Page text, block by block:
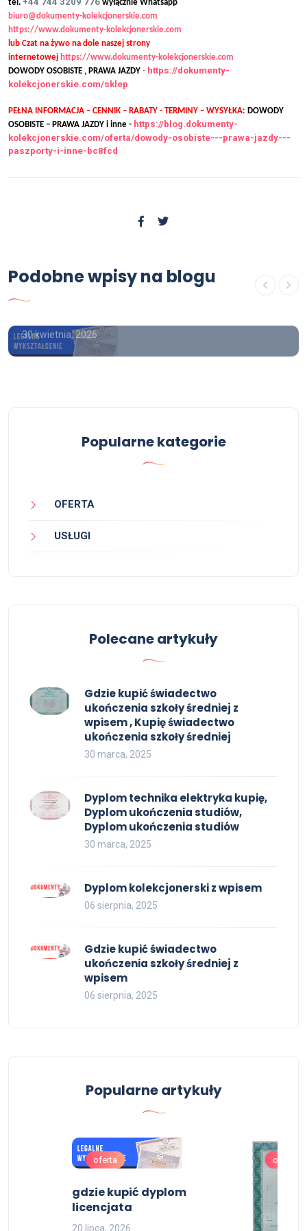
tel.
wyłącznie Whatsapp
biuro@dokumenty-kolekcjonerskie.com
https://www.dokumenty-kolekcjonerskie.com
lub Czat na żywo na dole naszej strony
internetowej https://www.dokumenty-kolekcjonerskie.com
DOWODY OSOBISTE , PRAWA JAZDY - https://dokumenty-
kolekcjonerskie.com/sklep
PEŁNA INFORMACJA – CENNIK – RABATY - TERMINY – WYSYŁKA: DOWODY
OSOBISTE – PRAWA JAZDY i inne - https://blog.dokumenty-
kolekcjonerskie.com/oferta/dowody-osobiste---prawa-jazdy---
paszporty-i-inne-bc8fcd
Podobne wpisy na blogu
OFERTA
Kup dyplom technika Warszawa
30 kwietnia, 2026
Popularne kategorie
OFERTA
USŁUGI
Polecane artykuły
Gdzie kupić świadectwo
ukończenia szkoły średniej z
wpisem , Kupię świadectwo
ukończenia szkoły średniej
30 marca, 2025
Dyplom technika elektryka kupię,
Dyplom ukończenia studiów,
Dyplom ukończenia studiów
30 marca, 2025
Dyplom kolekcjonerski z wpisem
06 sierpnia, 2025
Gdzie kupić świadectwo
ukończenia szkoły średniej z
wpisem
06 sierpnia, 2025
Popularne artykuły
oferta
gdzie kupić dyplom
licencjata
20 lipca, 2026
oferta